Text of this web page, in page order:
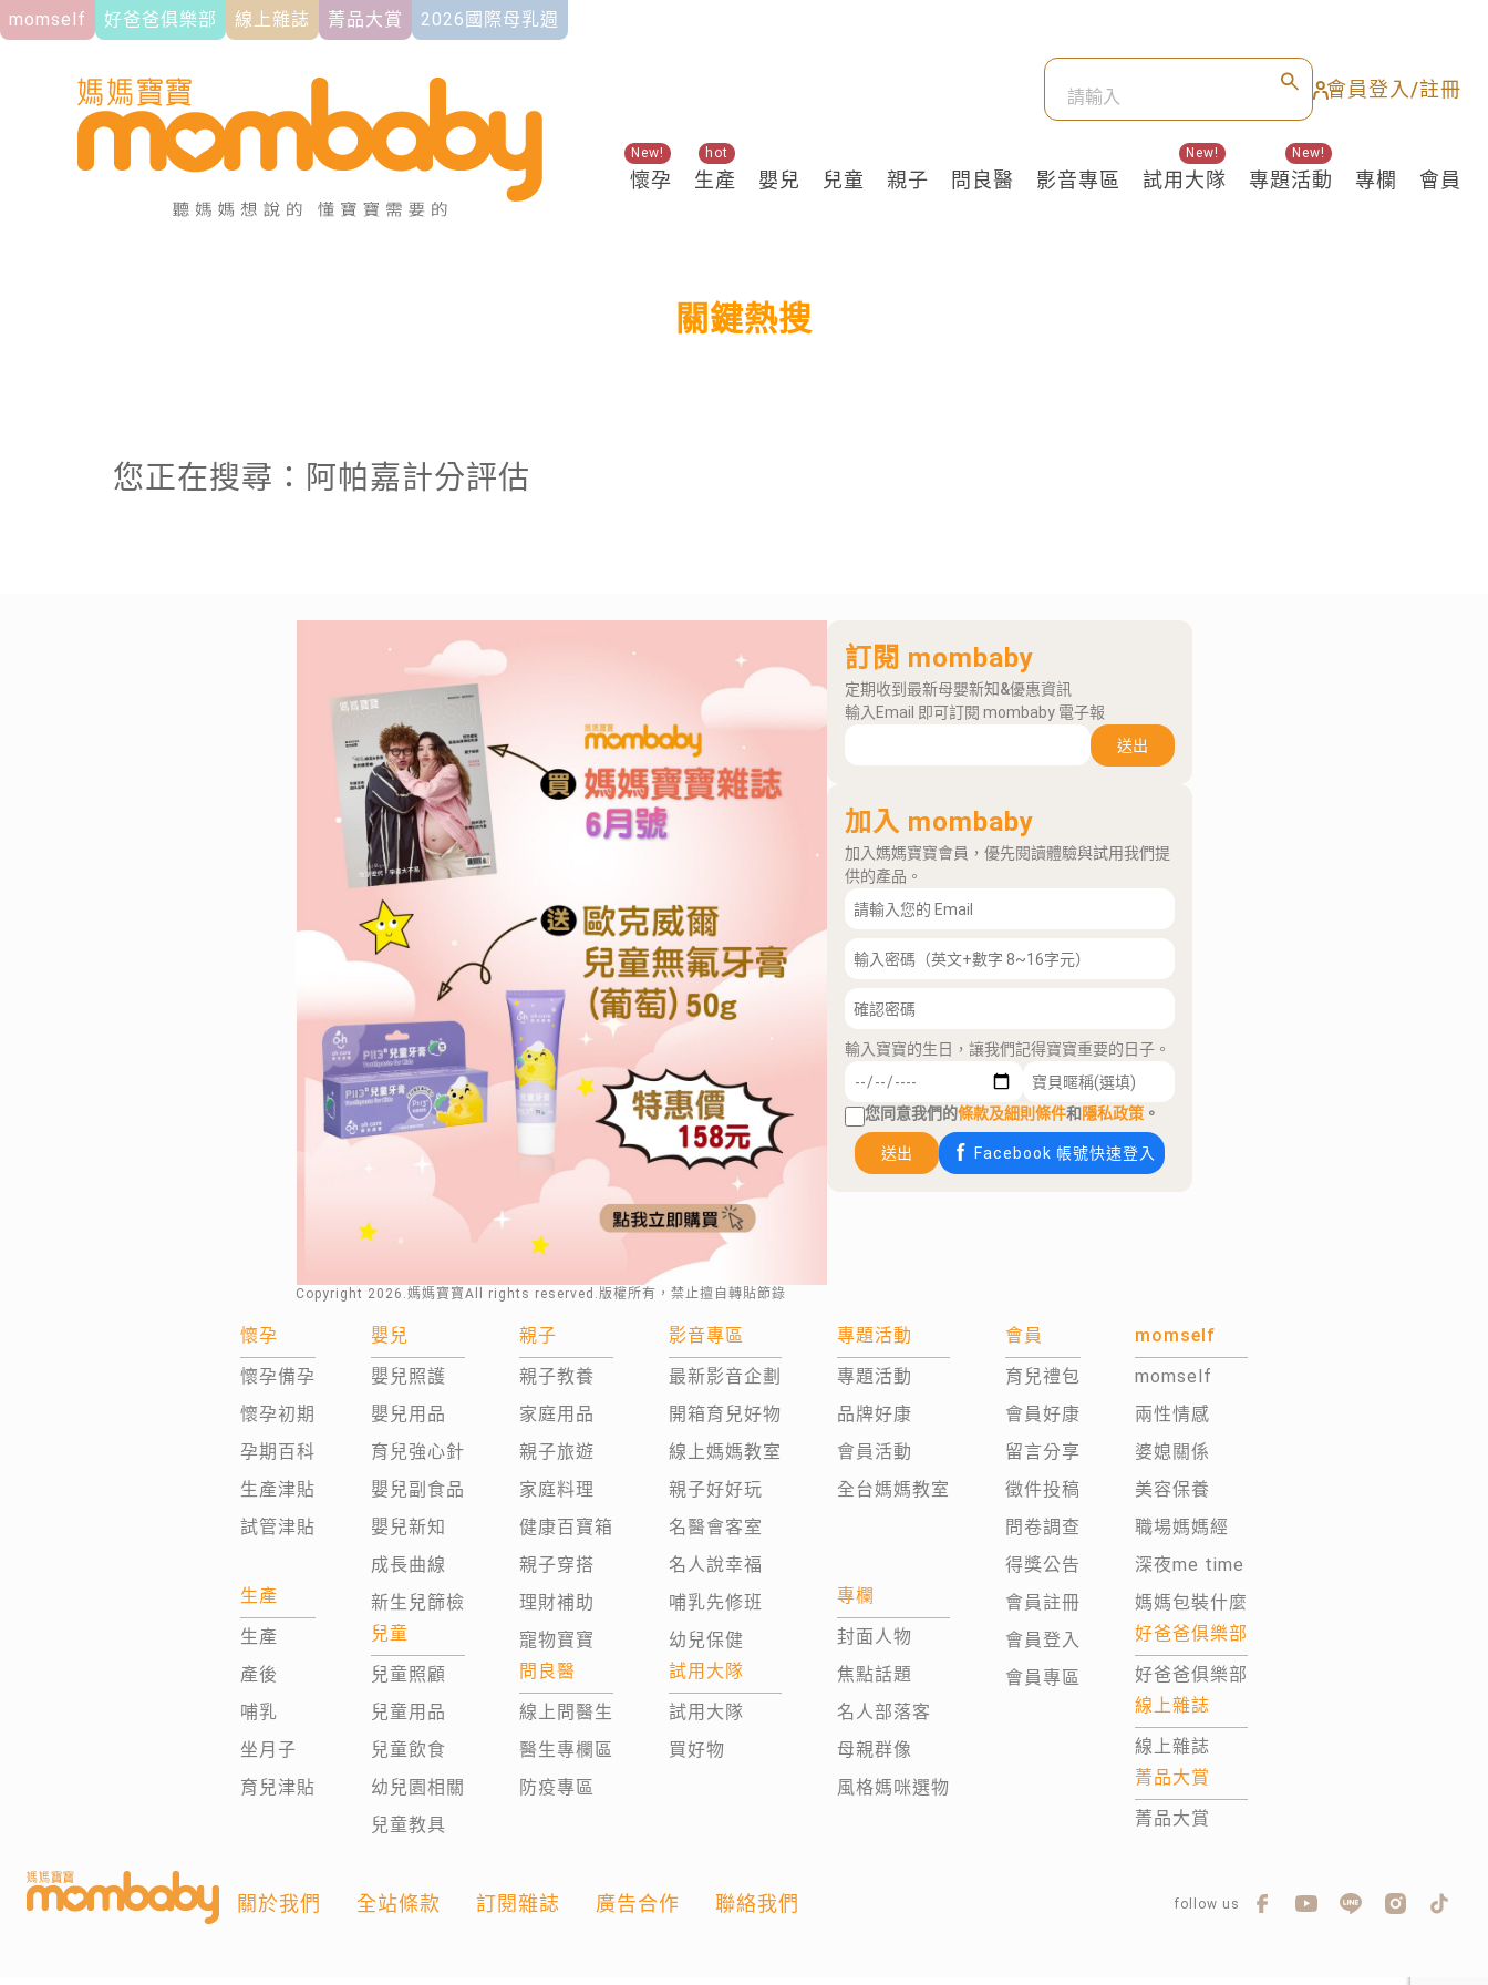
momself 好爸爸俱樂部 線上雜誌 菁品大賞 2026國際母乳週
會員登入/註冊
懷孕
New!
生產
hot
嬰兒 兒童 親子 問良醫 影音專區 試用大隊
New!
專題活動
New!
專欄 會員
關鍵熱搜
您正在搜尋：阿帕嘉計分評估
Copyright 2026 .媽媽寶寶All rights reserved.版權所有，禁止擅自轉貼節錄
訂閱 mombaby
定期收到最新母嬰新知&優惠資訊
輸入Email 即可訂閱 mombaby 電子報
送出
加入 mombaby
加入媽媽寶寶會員，優先閱讀體驗與試用我們提
供的產品。
輸入寶寶的生日，讓我們記得寶寶重要的日子。
您同意我們的條款及細則條件和隱私政策 。
送出 Facebook 帳號快速登入
懷孕
懷孕備孕
懷孕初期
孕期百科
生產津貼
試管津貼
生產
生產
產後
哺乳
坐月子
育兒津貼
嬰兒
嬰兒照護
嬰兒用品
育兒強心針
嬰兒副食品
嬰兒新知
成長曲線
新生兒篩檢
兒童
兒童照顧
兒童用品
兒童飲食
幼兒園相關
兒童教具
親子
親子教養
家庭用品
親子旅遊
家庭料理
健康百寶箱
親子穿搭
理財補助
寵物寶寶
問良醫
線上問醫生
醫生專欄區
防疫專區
影音專區
最新影音企劃
開箱育兒好物
線上媽媽教室
親子好好玩
名醫會客室
名人說幸福
哺乳先修班
幼兒保健
試用大隊
試用大隊
買好物
專題活動
專題活動
品牌好康
會員活動
全台媽媽教室
專欄
封面人物
焦點話題
名人部落客
母親群像
風格媽咪選物
會員
育兒禮包
會員好康
留言分享
徵件投稿
問卷調查
得獎公告
會員註冊
會員登入
會員專區
momself
momself
兩性情感
婆媳關係
美容保養
職場媽媽經
深夜me time
媽媽包裝什麼
好爸爸俱樂部
好爸爸俱樂部
線上雜誌
線上雜誌
菁品大賞
菁品大賞
關於我們 全站條款 訂閱雜誌 廣告合作 聯絡我們 follow us